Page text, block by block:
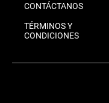
CONTÁCTANOS
TÉRMINOS Y
CONDICIONES